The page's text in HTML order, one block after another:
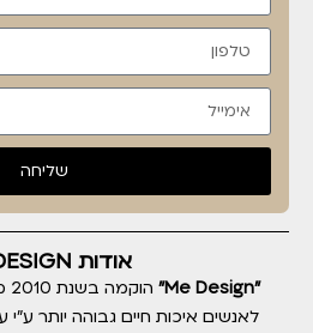
שליחה
אודות MEDESIGN
"Me Design"
לאנשים איכות חיים גבוהה יותר ע"י